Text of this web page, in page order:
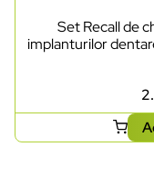
Set Recall de
implanturilor